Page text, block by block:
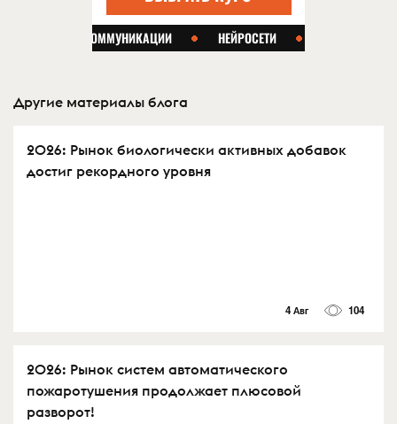
Другие материалы блога
2026: Рынок биологически активных добавок
достиг рекордного уровня
4 Авг 104
2026: Рынок систем автоматического
пожаротушения продолжает плюсовой
разворот!